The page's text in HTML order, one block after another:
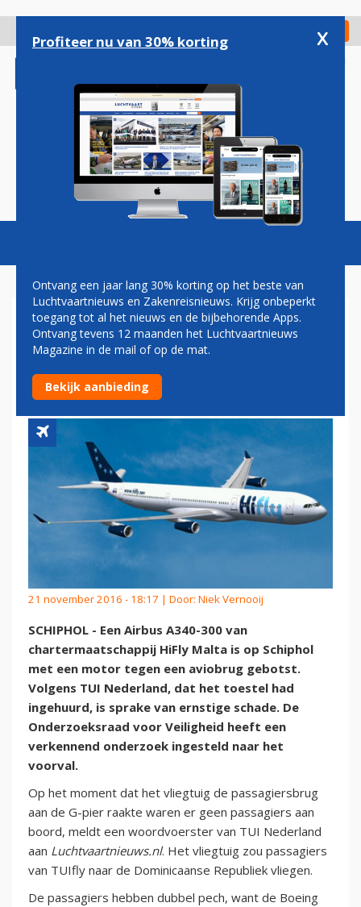
gaan
Check in
Magazine Podcasts Vacatures
AIRBUS BOTST MET MOTOR
TEGEN AVIOBRUG OP
SCHIPHOL
21 november 2016 - 18:17 | Door: Niek Vernooij
SCHIPHOL - Een Airbus A340-300 van
chartermaatschappij HiFly Malta is op Schiphol
met een motor tegen een aviobrug gebotst.
Volgens TUI Nederland, dat het toestel had
ingehuurd, is sprake van ernstige schade. De
Onderzoeksraad voor Veiligheid heeft een
verkennend onderzoek ingesteld naar het
voorval.
Op het moment dat het vliegtuig de passagiersbrug
aan de G-pier raakte waren er geen passagiers aan
boord, meldt een woordvoerster van TUI Nederland
aan Luchtvaartnieuws.nl. Het vliegtuig zou passagiers
van TUIfly naar de Dominicaanse Republiek vliegen.
De passagiers hebben dubbel pech, want de Boeing
Profiteer nu van 30% korting x
Ontvang een jaar lang 30% korting op het beste van
Luchtvaartnieuws en Zakenreisnieuws. Krijg onbeperkt
toegang tot al het nieuws en de bijbehorende Apps.
Ontvang tevens 12 maanden het Luchtvaartnieuws
Magazine in de mail of op de mat.
Bekijk aanbieding